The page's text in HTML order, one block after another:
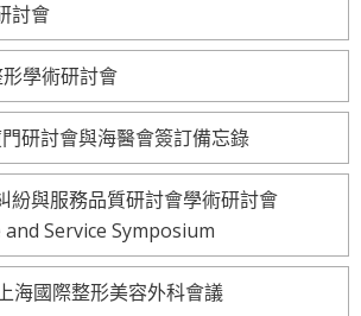
討會
學術研討會
研討會與海醫會簽訂備忘錄
紛與服務品質研討會學術研討會
Service Symposium
海國際整形美容外科會議